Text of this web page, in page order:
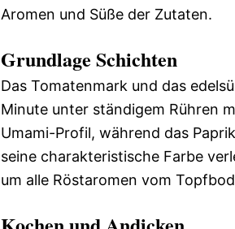
Aromen und Süße der Zutaten.
Grundlage Schichten
Das Tomatenmark und das
Minute unter ständigem Rühren
Umami-Profil, während das
seine charakteristische Farbe
um alle Röstaromen vom